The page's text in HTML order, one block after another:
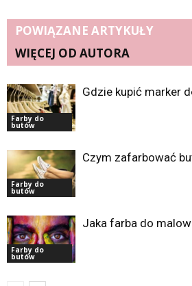
POWIĄZANE ARTYKUŁY
WIĘCEJ OD AUTORA
Farby do
butów
Gdzie kupić marker
Farby do
butów
Czym zafarbować
Farby do
butów
Jaka farba do